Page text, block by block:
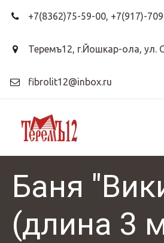
+7(8362)75-59-00, +7(917)-
Теремъ12, г.Йошкар-ола, ул.
fibrolit12@inbox.ru
Баня
(длина 3